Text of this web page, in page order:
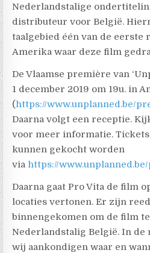
Nederlandstalige
distributeur voor België.
taalgebied één van de eerste
Amerika waar deze film
De Vlaamse première van
1 december 2019 om 19u. in
(https://www.unplanned.be/
Daarna volgt een receptie.
voor meer informatie.
kunnen gekocht worden
via https://
​Daarna gaat Pro Vita de film
locaties vertonen. Er zijn
binnengekomen om de film
Nederlandstalig België. In de
wij aankondigen waar en